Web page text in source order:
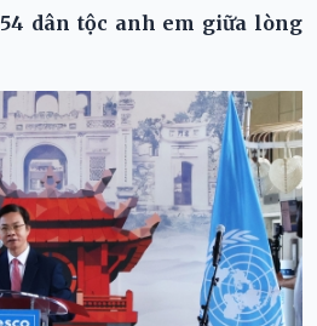
dân tộc anh em giữa lòng